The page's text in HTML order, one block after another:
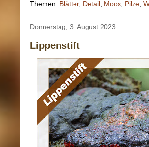
Themen: Blätter, Detail Moos Pilze
Donnerstag, 3. August 2023
Lippenstift